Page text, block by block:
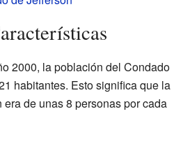
2000, la población del Condado
habitantes. Esto significa que la
de unas 8 personas por cada